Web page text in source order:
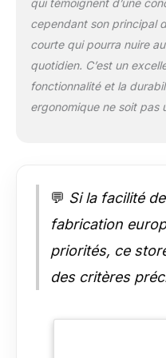
qui témoignent d’une
cependant son principal
courte qui pourra nuire
quotidien. C’est un
fonctionnalité et la
ergonomique ne soit pas
💬 Si la facilité
fabrication
priorités, ce
des critères